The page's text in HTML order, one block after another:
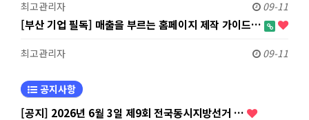
최고관리자 09-11
[부산 기업 필독] 매출을 부르는 홈페이지 제작 가이드…
최고관리자 09-11
공지사항
[공지] 2026년 6월 3일 제9회 전국동시지방선거 …